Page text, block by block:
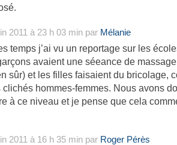
2011 à 23 h 03 min par Mélanie
temps j’ai vu un reportage sur les
avaient une séeance de
sûr) et les filles faisaient du bricolage,
clichés hommes-femmes. Nous avons
à ce niveau et je pense que cela
2011 à 16 h 35 min par Roger Pérès